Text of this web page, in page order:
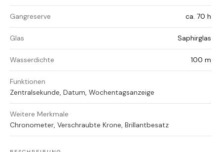
Gangreserve ca. 70 h
Glas Saphirglas
Wasserdichte 100 m
Funktionen
Zentralsekunde, Datum, Wochentagsanzeige
Weitere Merkmale
Chronometer, Verschraubte Krone, Brillantbesatz